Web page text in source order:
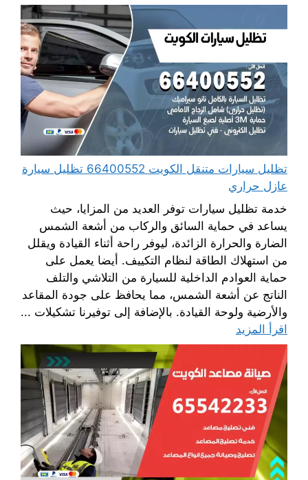
تظليل سيارات متنقل الكويت 66400552 تظليل سيارة
عازل حراري
خدمة تظليل سيارات توفر العديد من المزايا، حيث
يساعد في حماية السائق والركاب من أشعة الشمس
الضارة والحرارة الزائدة، ليوفر راحة أثناء القيادة ويقلل
من استهلاك الطاقة لنظام التكييف. أيضا يعمل على
حماية العوادم الداخلية للسيارة من التلاشي والتلف
الناتج عن أشعة الشمس، مما يحافظ على جودة المقاعد
والأرضية ولوحة القيادة. بالإضافة إلى توفيرنا تشكيلات ...
اقرأ المزيد